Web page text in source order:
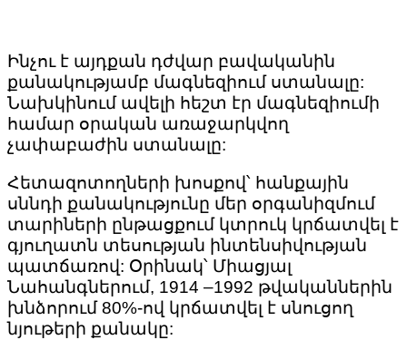
Ինչու է այդքան դժվար բավականին
քանակությամբ մագնեզիում ստանալը:
Նախկինում ավելի հեշտ էր մագնեզիումի
համար օրական առաջարկվող
չափաբաժին ստանալը:
Հետազոտողների խոսքով՝ հանքային
սննդի քանակությունը մեր օրգանիզմում
տարիների ընթացքում կտրուկ կրճատվել է
գյուղատն տեսության ինտենսիվության
պատճառով: Օրինակ՝ Միացյալ
Նահանգներում, 1914 –1992 թվականներին
խնձորում 80%-ով կրճատվել է սնուցող
նյութերի քանակը: